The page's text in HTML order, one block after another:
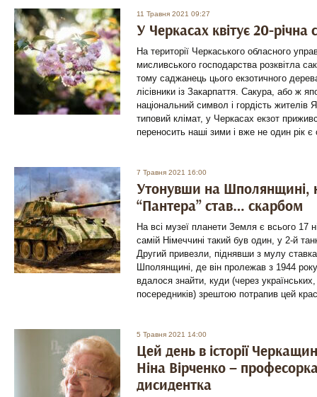
11 Травня 2021 09:27
У Черкасах квітує 20-
На території Черкаського обласного
мисливського господарства розквітла
тому саджанець цього екзотичного
лісівники із Закарпаття. Сакура, або ж
національний символ і гордість жителів
типовий клімат, у Черкасах екзот
переносить наші зими і вже не один рік
7 Травня 2021 16:00
Утонувши на Шполянщині,
“Пантера” став… скарбом
На всі музеї планети Земля є всього 17
самій Німеччині такий був один, у 2-й
Другий привезли, піднявши з мулу
Шполянщині, де він пролежав з 1944
вдалося знайти, куди (через
посередників) зрештою потрапив цей
5 Травня 2021 14:00
Цей день в історії
Ніна Вірченко –
дисидентка